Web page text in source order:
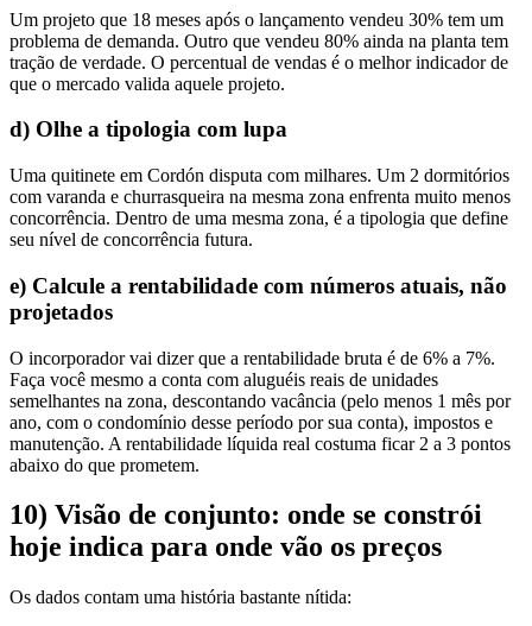
Um projeto que 18 meses após o lançamento vendeu 30% tem um
problema de demanda. Outro que vendeu 80% ainda na planta tem
tração de verdade. O percentual de vendas é o melhor indicador de
que o mercado valida aquele projeto.
d) Olhe a tipologia com lupa
Uma quitinete em Cordón disputa com milhares. Um 2 dormitórios
com varanda e churrasqueira na mesma zona enfrenta muito menos
concorrência. Dentro de uma mesma zona, é a tipologia que define
seu nível de concorrência futura.
e) Calcule a rentabilidade com números atuais, não
projetados
O incorporador vai dizer que a rentabilidade bruta é de 6% a 7%.
Faça você mesmo a conta com aluguéis reais de unidades
semelhantes na zona, descontando vacância (pelo menos 1 mês por
ano, com o condomínio desse período por sua conta), impostos e
manutenção. A rentabilidade líquida real costuma ficar 2 a 3 pontos
abaixo do que prometem.
10) Visão de conjunto: onde se constrói
hoje indica para onde vão os preços
Os dados contam uma história bastante nítida: